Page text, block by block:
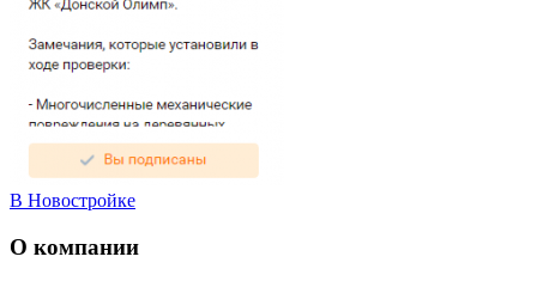
В Новостройке
О компании